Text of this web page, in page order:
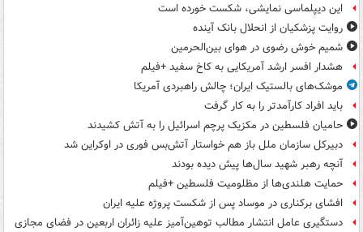
این دیپلماسی نمایشی، شکست خورده است
روایت پزشکیان از انحلال بانک آینده
شمیم خوش رضوی در هوای بین‌الحرمین
هشدار افسر ارشد آمریکایی به کاخ سفید +فیلم
موشک‌های بالستیک ایران؛ چالش راهبردی آمریکا
باید افراد کارآمدتر را به کار گرفت
حامیان فلسطین در مکزیک پرچم اسرائیل را به آتش کشیدند
دبیرکل سازمان ملل باز هم خواستار آتش‌بس فوری در اوکراین شد
آنچه رهبر شهید سال‌ها پیش دیده بودند
حمایت هلندی‌ها از مظلومیت فلسطین +فیلم
افشای برکناری در موساد پس از شکست پروژه علیه ایران
دستگیری عامل انتشار مطالب توهین‌آمیز علیه زائران اربعین در فضای مجازی